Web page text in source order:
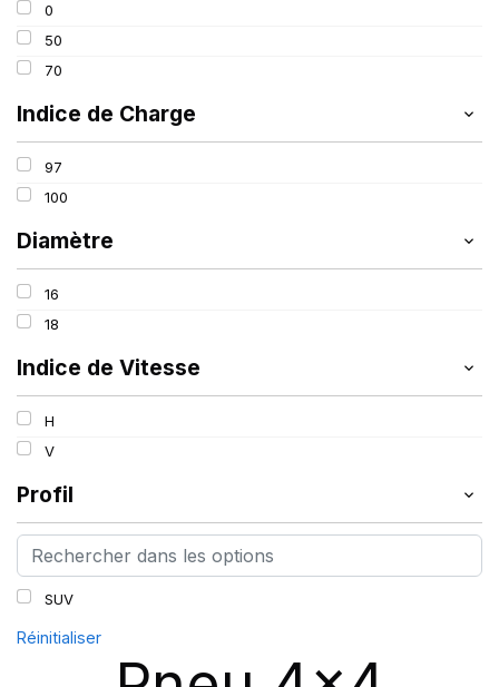
0
50
70
Indice de Charge
97
100
Diamètre
16
18
Indice de Vitesse
H
V
Profil
SUV
Réinitialiser